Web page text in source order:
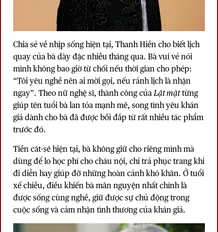
Chia sẻ về nhịp sống hiện tại, Thanh Hiền cho biết lịch
quay của bà dày đặc nhiều tháng qua. Bà vui vẻ nói
mình không bao giờ từ chối nếu thời gian cho phép:
“Tôi yêu nghề nên ai mời gọi, nếu rảnh lịch là nhận
ngay”. Theo nữ nghệ sĩ, thành công củaLật mặttừng
giúp tên tuổi bà lan tỏa mạnh mẽ, song tình yêu khán
giả dành cho bà đã được bồi đắp từ rất nhiều tác phẩm
trước đó.
Tiền cát-sê hiện tại, bà không giữ cho riêng mình mà
dùng để lo học phí cho cháu nội, chi trả phục trang khi
đi diễn hay giúp đỡ những hoàn cảnh khó khăn. Ở tuổi
xế chiều, điều khiến bà mãn nguyện nhất chính là
được sống cùng nghề, giữ được sự chủ động trong
cuộc sống và cảm nhận tình thương của khán giả.